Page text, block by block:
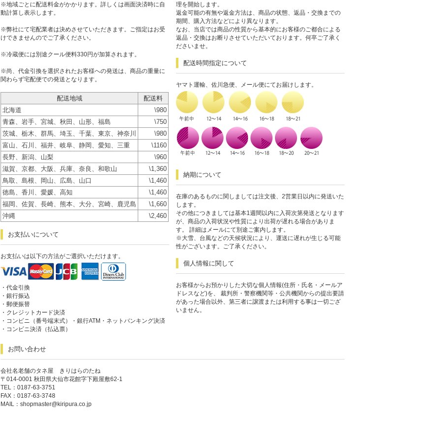
※地域ごとに配送料金がかかります。詳しくは画面決済時に自
動計算し表示します。
※弊社にて宅配業者は決めさせていただきます。ご指定はお受
けできませんのでご了承ください。
※冷蔵便には別途クール便料330円が加算されます。
※尚、代金引換を選択されたお客様への発送は、商品の重量に
関わらず宅配便での発送となります。
配送地域
配送料
北海道
\980
青森、岩手、宮城、秋田、山形、福島
\750
茨城、栃木、群馬、埼玉、千葉、東京、神奈川
\980
富山、石川、福井、岐阜、静岡、愛知、三重
\1160
長野、新潟、山梨
\960
滋賀、京都、大阪、兵庫、奈良、和歌山
\1,360
鳥取、島根、岡山、広島、山口
\1,460
徳島、香川、愛媛、高知
\1,460
福岡、佐賀、長崎、熊本、大分、宮崎、鹿児島
\1,660
沖縄
\2,460
お支払いについて
お支払いは以下の方法がご選択いただけます。
・代金引換
・銀行振込
・郵便振替
・クレジットカード決済
・コンビニ（番号端末式）・銀行ATM・ネットバンキング決済
・コンビニ決済（払込票）
理を開始します。
返金可能の有無や返金方法は、商品の状態、返品・交換までの
期間、購入方法などにより異なります。
なお、当店では商品の性質から基本的にお客様のご都合による
返品・交換はお断りさせていただいております。何卒ご了承く
ださいませ。
配送時間指定について
ヤマト運輸、佐川急便、メール便にてお届けします。
納期について
在庫のあるものに関しましては注文後、2営業日以内に発送いた
します。
その他につきましては基本1週間以内に入荷次第発送となります
が、商品の入荷状況や性質により出荷が遅れる場合がありま
す。 詳細はメールにて別途ご案内します。
※大雪、台風などの天候状況により、運送に遅れが生じる可能
性がございます。ご了承ください。
個人情報に関して
お客様からお預かりした大切な個人情報(住所・氏名・メールア
ドレスなど)を、 裁判所・警察機関等・公共機関からの提出要請
があった場合以外、第三者に譲渡または利用する事は一切ござ
いません。
お問い合わせ
会社名老舗のタネ屋 きりはらのたね
〒014-0001 秋田県大仙市花館字下殿屋敷62-1
TEL：0187-63-3751
FAX：0187-63-3748
MAIL： shopmaster@kiripura.co.jp